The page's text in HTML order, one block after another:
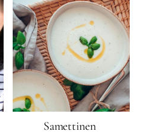
Samettinen